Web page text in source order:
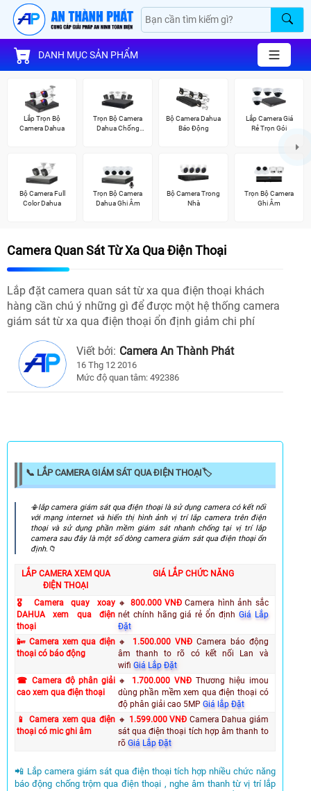
DANH MỤC SẢN PHẨM
Lắp Trọn Bộ
Camera Dahua
Trọn Bộ Camera
Dahua Chống
Bộ Camera Dahua
Báo Động
Lắp Camera Giá
Rẻ Trọn Gói
Bộ Camera Full
Color Dahua
Trọn Bộ Camera
Dahua Ghi Âm
Bộ Camera Trong
Nhà
Trọn Bộ Camera
Ghi Âm
Camera Quan Sát Từ Xa Qua Điện Thoại
Lắp đặt camera quan sát từ xa qua điện thoại khách
hàng cần chú ý những gì để được một hệ thống camera
giám sát từ xa qua điện thoại ổn định giảm chi phí
Viết bởi: Camera An Thành Phát
16 Thg 12 2016
Mức độ quan tâm: 492386
📞 LẮP CAMERA GIÁM SÁT QUA ĐIỆN THOẠI🏷
️📳lắp camera giám sát qua điện thoại là sử dụng camera có kết nối
với mạng internet và hiển thị hình ảnh vị trí lắp camera trên điện
thoại và sử dụng phần mềm giám sát nhanh chống tại vị trí lắp
camera sau đây là một số dòng camera giám sát qua điện thoại ổn
định.📁
LẮP CAMERA XEM QUA
ĐIỆN THOẠI
GIÁ LẮP CHỨC NĂNG
🎖️ Camera quay xoay
DAHUA xem qua điện
thoại
🔸 800.000 VNĐ Camera hình ảnh sắc
nét chính hãng giá rẻ ổn định Giá Lắp
Đặt
📴 Camera xem qua điện
thoại có báo động
🔸 1.500.000 VNĐCamera báo động
âm thanh to rõ có kết nối Lan và
wifi Giá Lắp Đặt
☎ Camera độ phân giải
cao xem qua điện thoại
🔸 1.700.000 VNĐ Thương hiệu imou
dùng phần mềm xem qua điện thoại có
độ phân giải cao 5MP Giá lắp Đặt
📱 Camera xem qua điện
thoại có mic ghi âm
🔸 1.599.000 VNĐ Camera Dahua giám
sát qua điện thoại tích hợp âm thanh to
rõ Giá Lắp Đặt
📲 Lắp camera giám sát qua điện thoại tích hợp nhiều chức năng
báo động chống trộm qua điện thoại , nghe âm thanh từ vị trí lắp